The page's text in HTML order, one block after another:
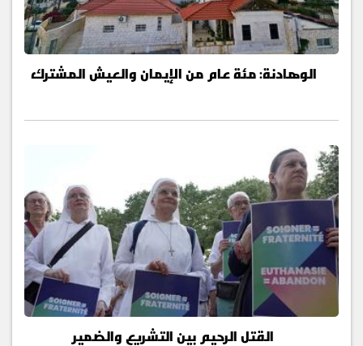
الوهادنة: مئة عام من الإيمان والعيش المشترك
القتل الرحيم بين التشريع والضمير